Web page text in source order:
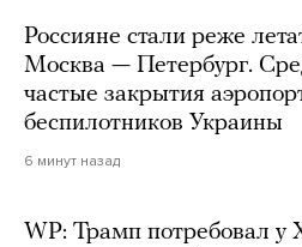
Россияне стали реже
Москва — Петербург.
частые закрытия
беспилотников Украины
6 минут назад
WP: Трамп потребовал у